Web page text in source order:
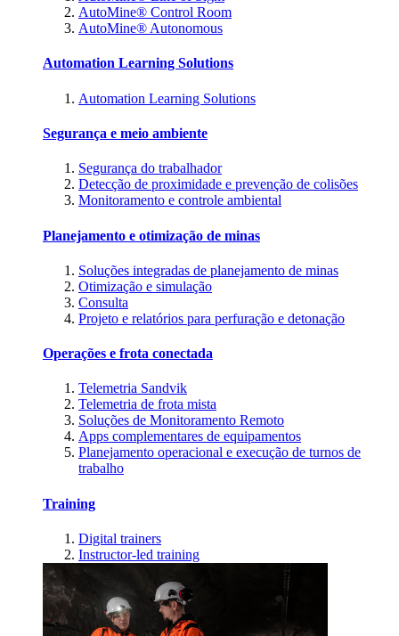
AutoMine® Control Room
AutoMine® Autonomous
Automation Learning Solutions
Automation Learning Solutions
Segurança e meio ambiente
Segurança do trabalhador
Detecção de proximidade e prevenção de colisões
Monitoramento e controle ambiental
Planejamento e otimização de minas
Soluções integradas de planejamento de minas
Otimização e simulação
Consulta
Projeto e relatórios para perfuração e detonação
Operações e frota conectada
Telemetria Sandvik
Telemetria de frota mista
Soluções de Monitoramento Remoto
Apps complementares de equipamentos
Planejamento operacional e execução de turnos de
trabalho
Training
Digital trainers
Instructor-led training